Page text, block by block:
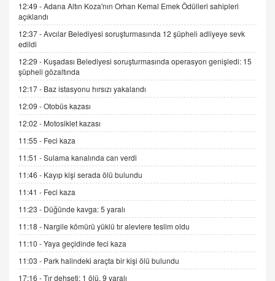
SEHER EREK
9.12.2025 10:11
İNCİ GÜL AKÖL
Trump Keşke Adana'yı da Ziyaret Etse...
06.07.2026 13:00
ADEM AKÖL
Esed Destekçilerinin Yüzüne Vurulan Şamar:
Sednaya
11.12.2024 12:30
DR. EKREM ASLAN
Gerçek Ne, Algı Ne? "Beraber Yürüyoruz"
Cümlesinin Peşinden
19.07.2025 12:45
GÖNÜL MENEKŞE
Şifacının Yolu
04.11.2025 12:56
12:49 -Adana Altın Koza'nın Orhan Kemal Emek Ödülleri sahipleri
açıklandı
12:37 -Avcılar Belediyesi soruşturmasında 12 şüpheli adliyeye sevk
edildi
12:29 - Kuşadası Belediyesi soruşturmasında operasyon genişledi: 15
şüpheli gözaltında
12:17 - Baz istasyonu hırsızı yakalandı
12:09 -Otobüs kazası
12:02 - Motosiklet kazası
11:55 - Feci kaza
11:51 -Sulama kanalında can verdi
11:46 - Kayıp kişi serada ölü bulundu
11:41 - Feci kaza
11:23 - Düğünde kavga: 5 yaralı
11:18 - Nargile kömürü yüklü tır alevlere teslim oldu
11:10 -Yaya geçidinde feci kaza
11:03 - Park halindeki araçta bir kişi ölü bulundu
17:16 -Tır dehşeti: 1 ölü, 9 yaralı